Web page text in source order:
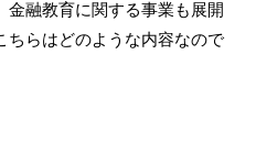
金融教育に関する事業も展開
ちらはどのような内容なので